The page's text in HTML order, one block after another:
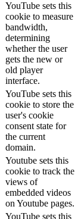
YouTube sets this
cookie to measure
bandwidth,
determining
whether the user
gets the new or
old player
interface.
YouTube sets this
cookie to store the
user's cookie
consent state for
the current
domain.
Youtube sets this
cookie to track the
views of
embedded videos
on Youtube pages.
YouTube sets this